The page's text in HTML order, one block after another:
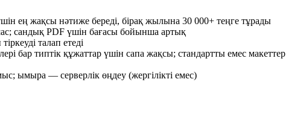
ең жақсы нәтиже береді, бірақ жылына 30 000+ теңге тұрады
сандық PDF үшін бағасы бойынша артық
талап етеді
бар типтік құжаттар үшін сапа жақсы; стандартты емес макеттер
ымыра — серверлік өңдеу (жергілікті емес)